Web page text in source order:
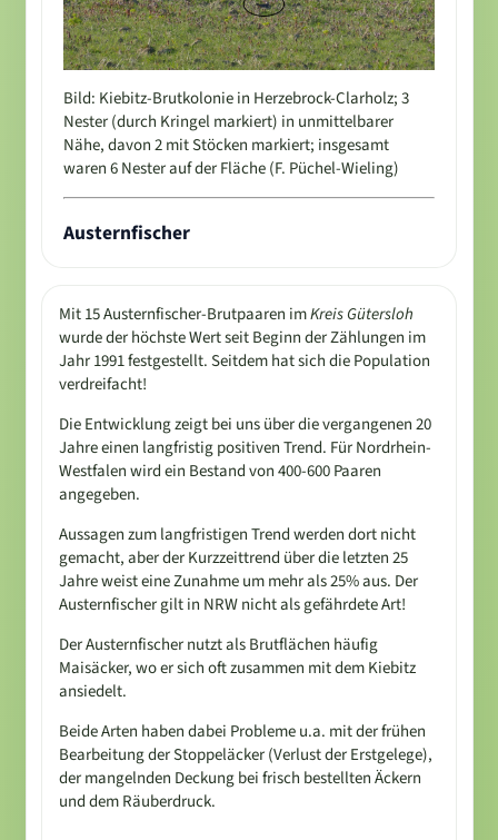
Bild: Kiebitz-Brutkolonie in Herzebrock-Clarholz; 3
Nester (durch Kringel markiert) in unmittelbarer
Nähe, davon 2 mit Stöcken markiert; insgesamt
waren 6 Nester auf der Fläche (F. Püchel-Wieling)
Austernfischer
Mit 15 Austernfischer-Brutpaaren imKreis Gütersloh
wurde der höchste Wert seit Beginn der Zählungen im
Jahr 1991 festgestellt. Seitdem hat sich die Population
verdreifacht!
Die Entwicklung zeigt bei uns über die vergangenen 20
Jahre einen langfristig positiven Trend. Für Nordrhein-
Westfalen wird ein Bestand von 400-600 Paaren
angegeben.
Aussagen zum langfristigen Trend werden dort nicht
gemacht, aber der Kurzzeittrend über die letzten 25
Jahre weist eine Zunahme um mehr als 25% aus. Der
Austernfischer gilt in NRW nicht als gefährdete Art!
Der Austernfischer nutzt als Brutflächen häufig
Maisäcker, wo er sich oft zusammen mit dem Kiebitz
ansiedelt.
Beide Arten haben dabei Probleme u.a. mit der frühen
Bearbeitung der Stoppeläcker (Verlust der Erstgelege),
der mangelnden Deckung bei frisch bestellten Äckern
und dem Räuberdruck.